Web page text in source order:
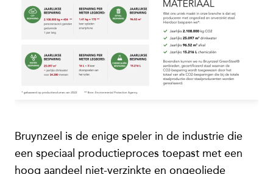
Bruynzeel is de enige speler in de industrie die
een speciaal productieproces toepast met een
hoog aandeel niet-verzinkte en ongeoliede